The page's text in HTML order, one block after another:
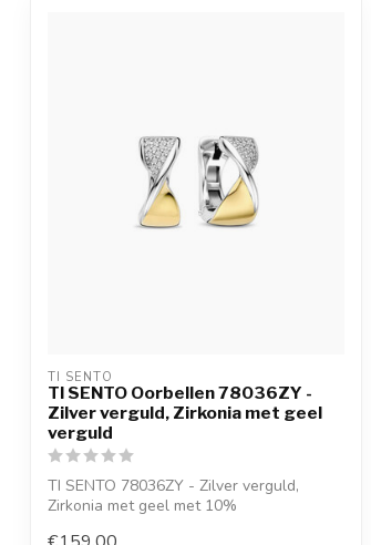
TI SENTO
TI SENTO Oorbellen 78036ZY -
Zilver verguld, Zirkonia met geel
verguld
TI SENTO 78036ZY - Zilver verguld,
Zirkonia met geel met 10%